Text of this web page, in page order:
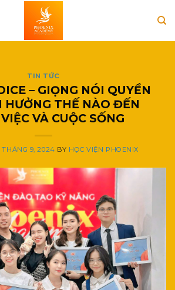
TIN TỨC
– GIỌNG NÓI QUYỀN
HƯỞNG THẾ NÀO ĐẾN
VÀ CUỘC SỐNG
THÁNG 9, 2024 BY HỌC VIỆN PHOENIX